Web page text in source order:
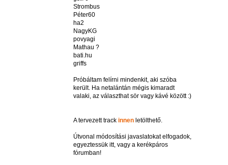
Strombus
Péter60
ha2
NagyKG
povyagi
Mathau ?
bati.hu
griffs
Próbáltam felírni mindenkit, aki szóba
került. Ha netalántán mégis kimaradt
valaki, az választhat sör vagy kávé között :)
A tervezett trackinnen letölthető.
Útvonal módosítási javaslatokat elfogadok,
egyeztessük itt, vagy a kerékpáros
fórumban!